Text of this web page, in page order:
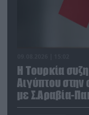
Η Τουρκία
Αιγύπτου
με Σ.Αραβία-